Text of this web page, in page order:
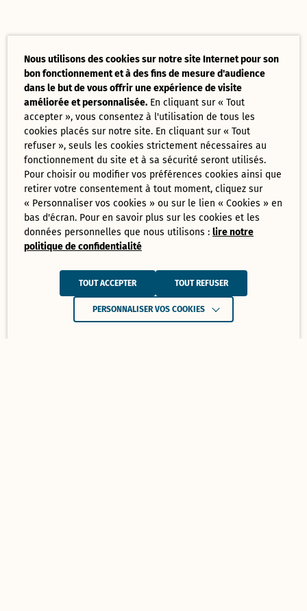
Nous utilisons des cookies sur notre site Internet pour son
bon fonctionnement et à des fins de mesure d'audience
dans le but de vous offrir une expérience de visite
améliorée et personnalisée. En cliquant sur « Tout
accepter », vous consentez à l'utilisation de tous les
cookies placés sur notre site. En cliquant sur « Tout
refuser », seuls les cookies strictement nécessaires au
fonctionnement du site et à sa sécurité seront utilisés.
Pour choisir ou modifier vos préférences cookies ainsi que
retirer votre consentement à tout moment, cliquez sur
« Personnaliser vos cookies » ou sur le lien « Cookies » en
bas d'écran. Pour en savoir plus sur les cookies et les
données personnelles que nous utilisons :lire notre
politique de confidentialité
TOUT ACCEPTER TOUT REFUSER
PERSONNALISER VOS COOKIES